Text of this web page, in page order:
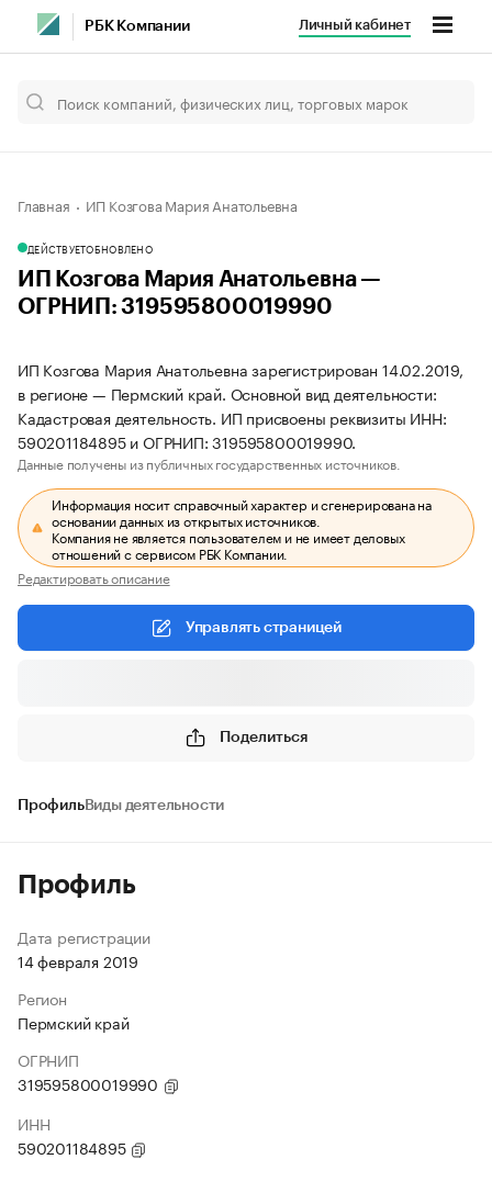
РБК Компании Личный кабинет
Главная ИП Козгова Мария Анатольевна
ДЕЙСТВУЕТОБНОВЛЕНО
ИП Козгова Мария Анатольевна —
ОГРНИП: 319595800019990
ИП Козгова Мария Анатольевна зарегистрирован 14.02.2019,
в регионе — Пермский край. Основной вид деятельности:
Кадастровая деятельность. ИП присвоены реквизиты ИНН:
590201184895 и ОГРНИП: 319595800019990.
Данные получены из публичных государственных источников.
Информация носит справочный характер и сгенерирована на
основании данных из открытых источников.
Компания не является пользователем и не имеет деловых
отношений с сервисом РБК Компании.
Редактировать описание
Управлять страницей
Поделиться
ПрофильВиды деятельности
Профиль
Дата регистрации
14 февраля 2019
Регион
Пермский край
ОГРНИП
319595800019990
ИНН
590201184895